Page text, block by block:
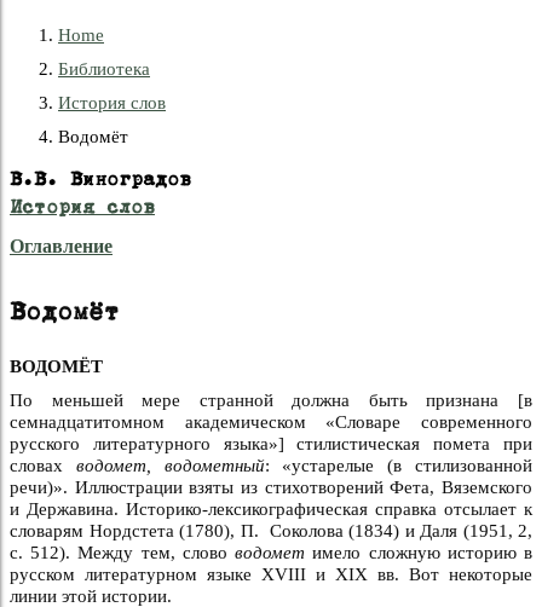
Home
Библиотека
История слов
Водомёт
В.В. Виноградов
История слов
Оглавление
Водомёт
ВОДОМЁТ
По меньшей мере странной должна быть признана [в
семнадцатитомном академическом «Словаре современного
русского литературного языка»] стилистическая помета при
словах водомет, водометный: «устарелые (в стилизованной
речи)». Иллюстрации взяты из стихотворений Фета, Вяземского
и Державина. Историко-лексикографическая справка отсылает к
словарям Нордстета (1780), П. Соколова (1834) и Даля (1951, 2,
с. 512). Между тем, слововодомет имело сложную историю в
русском литературном языке XVIII и XIX вв. Вот некоторые
линии этой истории.